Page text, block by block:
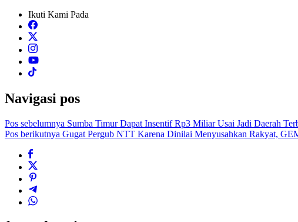
Ikuti Kami Pada
Navigasi pos
Pos sebelumnya Sumba Timur Dapat Insentif Rp3 Miliar Usai Jadi Daerah
Pos berikutnya Gugat Pergub NTT Karena Dinilai Menyusahkan Rakyat,